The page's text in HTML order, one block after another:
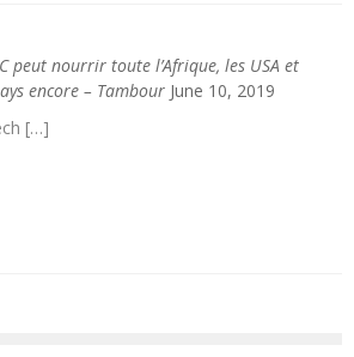
peut nourrir toute l’Afrique, les USA et
encore – Tambour June 10, 2019
[…]